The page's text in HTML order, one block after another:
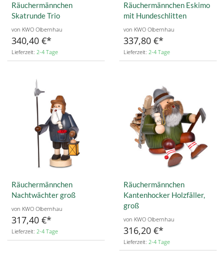
Räuchermännchen
Skatrunde Trio
von KWO Olbernhau
340,40 €
Lieferzeit: 2-4 Tage
Räuchermännchen Eskimo
mit Hundeschlitten
von KWO Olbernhau
337,80 €
Lieferzeit: 2-4 Tage
Räuchermännchen
Nachtwächter groß
von KWO Olbernhau
317,40 €
Lieferzeit: 2-4 Tage
Räuchermännchen
Kantenhocker Holzfäller,
groß
von KWO Olbernhau
316,20 €
Lieferzeit: 2-4 Tage